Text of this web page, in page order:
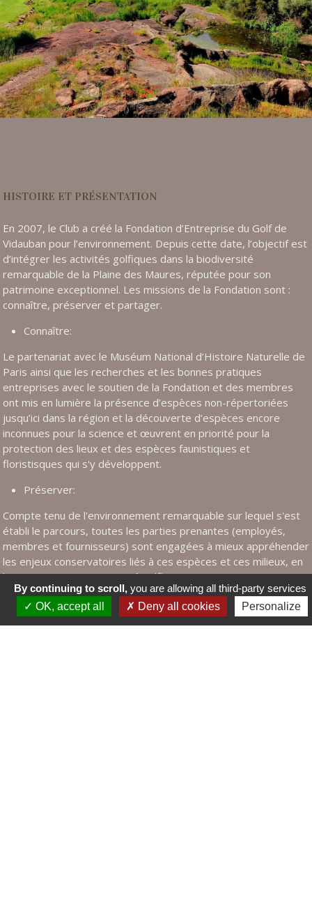
HISTOIRE ET PRÉSENTATION
En 2007, le Club a créé la Fondation d’Entreprise du Golf de
Vidauban pour l’environnement. Depuis cette date, l’objectif est
d’intégrer les activités golfiques dans la biodiversité
remarquable de la Plaine des Maures, réputée pour son
patrimoine exceptionnel. Les missions de la Fondation sont :
connaître, préserver et partager.
Connaître:
Le partenariat avec le Muséum National d’Histoire Naturelle de
Paris ainsi que les recherches et les bonnes pratiques
entreprises avec le soutien de la Fondation et des membres
ont mis en lumière la présence d’espèces non-répertoriées
jusqu’ici dans la région et la découverte d’espèces encore
inconnues pour la science et œuvrent en priorité pour la
protection des lieux et des espèces faunistiques et
floristisques qui s'y développent.
Préserver:
Compte tenu de l'environnement remarquable sur lequel s'est
établi le parcours, toutes les parties prenantes (employés,
membres et fournisseurs) sont engagées à mieux appréhender
les enjeux conservatoires liés à ces espèces et ces milieux, en
harmonie avec notre activité golfique.
Partager:
La Fondation a également établi une plateforme éducative pour
By continuing to scroll,you are allowing all third-party services
OK, accept all
Deny all cookies Personalize